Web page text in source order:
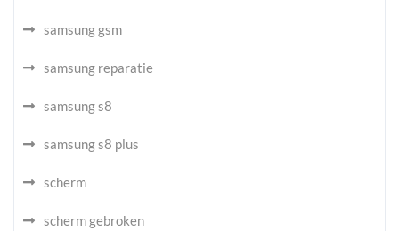
samsung gsm
samsung reparatie
samsung s8
samsung s8 plus
scherm
scherm gebroken